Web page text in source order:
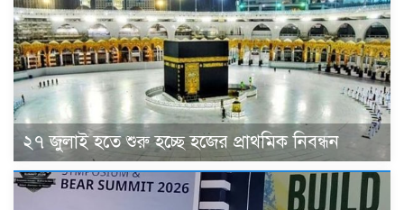
২৭ জুলাই হতে শুরু হচ্ছে হজের প্রাথমিক নিবন্ধন